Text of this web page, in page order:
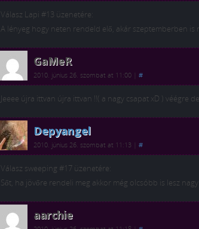
Válasz Lapi #13 üzenetére:
A lényeg hogy neten rendeld elő, akár szeptemberben is
GaMeR
2010. június 26. szombat at 11:00 #
Jeeee újra ittvan újra ittvan !!( a nagy csapat xD ) véégre
Depyangel
2010. június 26. szombat at 11:13 #
Válasz sweeping #17 üzenetére:
Sőt, ha jövőre rendeli meg akkor még olcsóbb is lesz
aarchie